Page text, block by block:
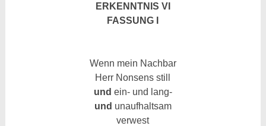
ERKENNTNIS VI
FASSUNG I
Wenn mein Nachbar
Herr Nonsens still
und ein- und lang-
und unaufhaltsam
verwest